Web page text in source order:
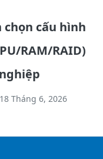
cấu hình
RAM/RAID)
Tháng 6, 2026